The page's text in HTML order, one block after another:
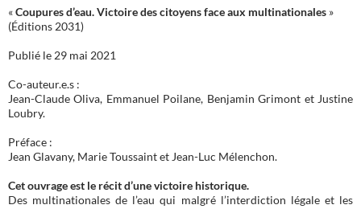
«Coupures d’eau. Victoire des citoyens face aux multinationales »
(Éditions 2031)
Publié le 29 mai 2021
Co-auteur.e.s :
Jean-Claude Oliva, Emmanuel Poilane, Benjamin Grimont et Justine
Loubry.
Préface :
Jean Glavany, Marie Toussaint et Jean-Luc Mélenchon.
Cet ouvrage est le récit d’une victoire historique.
Des multinationales de l’eau qui malgré l’interdiction légale et les